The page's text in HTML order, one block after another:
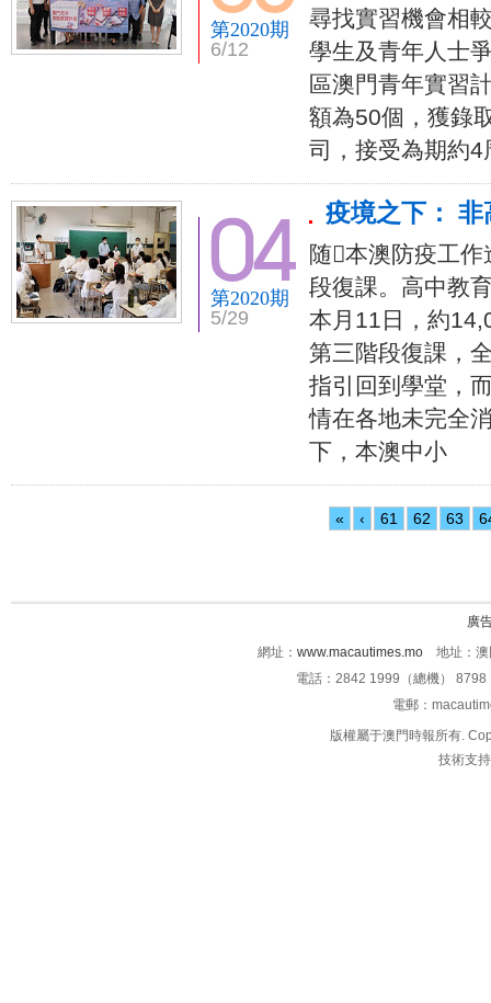
第2020期
6/12
尋找實習機會相
學生及青年人士
區澳門青年實習
額為50個，獲錄
司，接受為期約4
第2020期
5/29
疫境之下：
随本澳防疫工
段復課。高中教
本月11日，約
第三階段復課，
指引回到學堂，
情在各地未完全
下，本澳中小
« ‹ 61 62 63
廣
網址： www.macautimes.mo 地址：澳
電話：2842 1999（總機）
電郵：
版權屬于澳門時報所有.
技術支